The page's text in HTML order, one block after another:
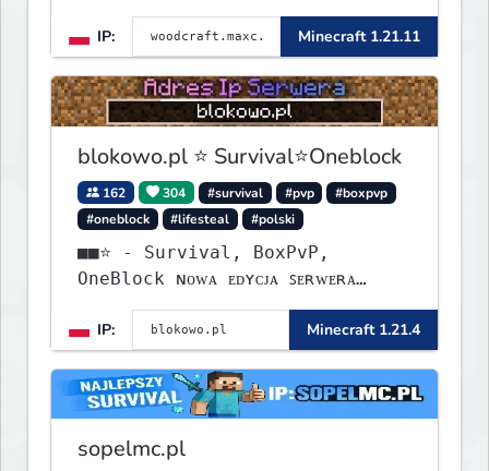
1.8 - 26.1.1. Rekru ON
IP:
Minecraft 1.21.11
blokowo.pl ⭐ Survival⭐Oneblock
162 304 #survival #pvp
#boxpvp
#oneblock
#lifesteal #polski
■■⭐ - Survival, BoxPvP,
OneBlock ɴᴏᴡᴀ ᴇᴅʏᴄᴊᴀ ꜱᴇʀᴡᴇʀᴀ
IP:
Minecraft 1.21.4
sopelmc.pl